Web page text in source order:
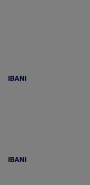
IBANI
IBANI